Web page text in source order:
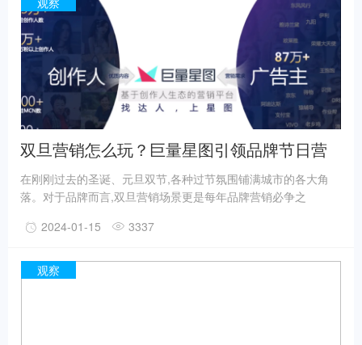
妆好物，提供专业彩妆内容教程，输出全网热门彩妆风向。本次
“春妆新禧”2024新年趋势妆容，正是天猫Xbeauty新年的首次发
布。
双旦营销怎么玩？巨量星图引领品牌节日营
销潮流趋势
在刚刚过去的圣诞、元旦双节,各种过节氛围铺满城市的各大角
落。对于品牌而言,双旦营销场景更是每年品牌营销必争之
媒体,引领潮流双旦过节趋势,聚焦美妆、日化、3C、服饰、食饮
季」系列主题活动,亿级节日营销活动实现用户、品牌、星图三方
2024-01-15 3337
观察